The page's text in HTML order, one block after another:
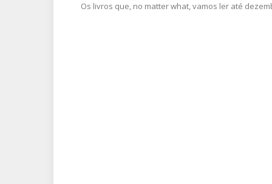
Os livros que, no matter what, vamos ler até